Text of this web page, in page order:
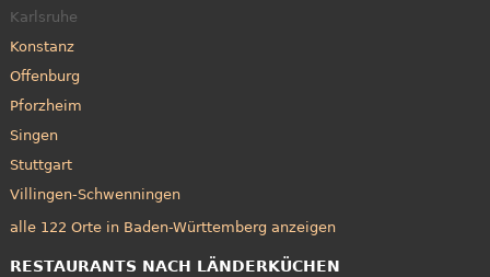
Karlsruhe
Konstanz
Offenburg
Pforzheim
Singen
Stuttgart
Villingen-Schwenningen
alle 122 Orte in Baden-Württemberg anzeigen
RESTAURANTS NACH LÄNDERKÜCHEN